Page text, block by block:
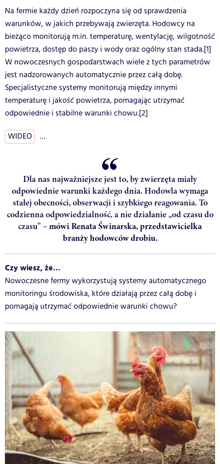
Na fermie każdy dzień rozpoczyna się od sprawdzenia
warunków, w jakich przebywają zwierzęta. Hodowcy na
bieżąco monitorują m.in. temperaturę, wentylację, wilgotność
powietrza, dostęp do paszy i wody oraz ogólny stan stada.[1]
W nowoczesnych gospodarstwach wiele z tych parametrów
jest nadzorowanych automatycznie przez całą dobę.
Specjalistyczne systemy monitorują między innymi
temperaturę i jakość powietrza, pomagając utrzymać
odpowiednie i stabilne warunki chowu.[2]
WIDEO …
Dla nas najważniejsze jest to, by zwierzęta miały
odpowiednie warunki każdego dnia. Hodowla wymaga
stałej obecności, obserwacji i szybkiego reagowania. To
codzienna odpowiedzialność, a nie działanie „od czasu do
czasu” –mówi Renata Świnarska, przedstawicielka
branży hodowców drobiu.
Czy wiesz, że…
Nowoczesne fermy wykorzystują systemy automatycznego
monitoringu środowiska, które działają przez całą dobę i
pomagają utrzymać odpowiednie warunki chowu?